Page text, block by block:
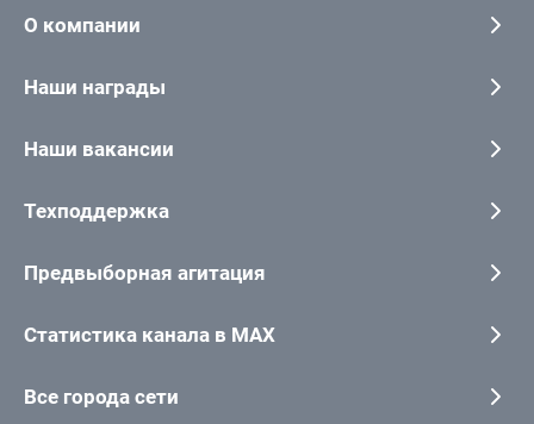
О компании
Наши награды
Наши вакансии
Техподдержка
Предвыборная агитация
Статистика канала в MAX
Все города сети